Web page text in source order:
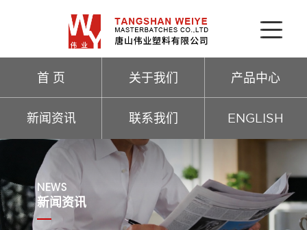
首 页 关于我们 产品中心
新闻资讯 联系我们 ENGLISH
NEWS
新闻资讯